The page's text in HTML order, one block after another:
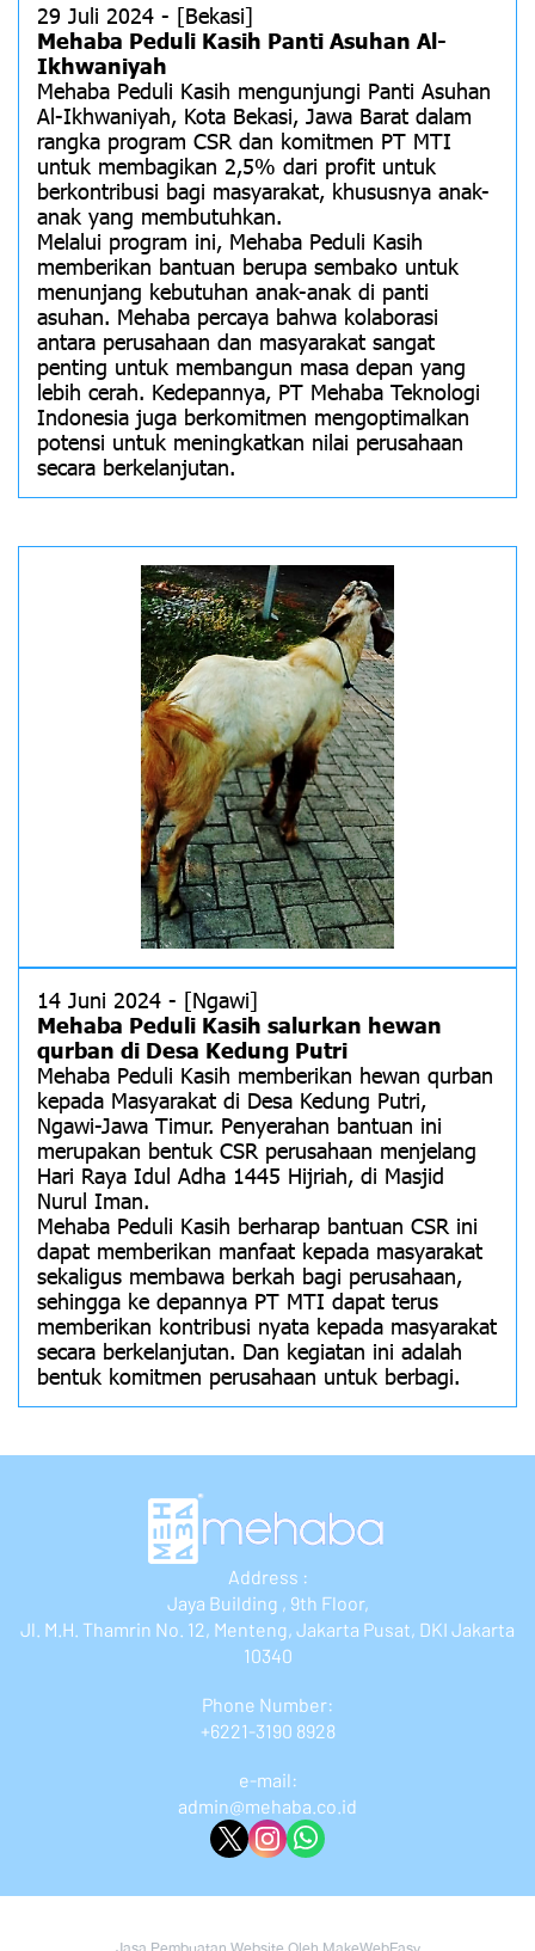
29 Juli 2024 - [Bekasi]
Mehaba Peduli Kasih Panti Asuhan Al-
Ikhwaniyah
Mehaba Peduli Kasih mengunjungi Panti Asuhan
Al-Ikhwaniyah, Kota Bekasi, Jawa Barat dalam
rangka program CSR dan komitmen PT MTI
untuk membagikan 2,5% dari profit untuk
berkontribusi bagi masyarakat, khususnya anak-
anak yang membutuhkan.
Melalui program ini, Mehaba Peduli Kasih
memberikan bantuan berupa sembako untuk
menunjang kebutuhan anak-anak di panti
asuhan. Mehaba percaya bahwa kolaborasi
antara perusahaan dan masyarakat sangat
penting untuk membangun masa depan yang
lebih cerah. Kedepannya, PT Mehaba Teknologi
Indonesia juga berkomitmen mengoptimalkan
potensi untuk meningkatkan nilai perusahaan
secara berkelanjutan.
14 Juni 2024 - [Ngawi]
Mehaba Peduli Kasih salurkan hewan
qurban di Desa Kedung Putri
Mehaba Peduli Kasih memberikan hewan qurban
kepada Masyarakat di Desa Kedung Putri,
Ngawi-Jawa Timur. Penyerahan bantuan ini
merupakan bentuk CSR perusahaan menjelang
Hari Raya Idul Adha 1445 Hijriah, di Masjid
Nurul Iman.
Mehaba Peduli Kasih berharap bantuan CSR ini
dapat memberikan manfaat kepada masyarakat
sekaligus membawa berkah bagi perusahaan,
sehingga ke depannya PT MTI dapat terus
memberikan kontribusi nyata kepada masyarakat
secara berkelanjutan. Dan kegiatan ini adalah
bentuk komitmen perusahaan untuk berbagi.
Address :
Jaya Building , 9th Floor,
Jl. M.H. Thamrin No. 12, Menteng, Jakarta Pusat, DKI Jakarta
10340
Phone Number:
+6221-3190 8928
e-mail:
admin@mehaba.co.id